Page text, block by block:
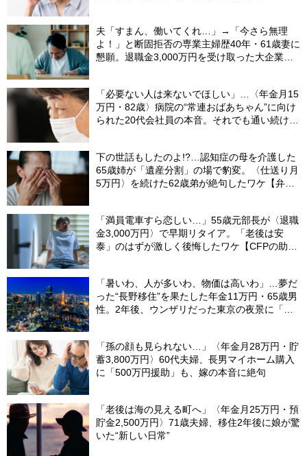
夫「すまん、働いてくれ…」→「今さら無理
よ！」と断固拒否の専業主婦歴40年・61歳妻に
懇願。退職金3,000万円を受け取った大企業元
「必要ない人は来ないでほしい」…〈年金月15
万円・82歳〉病院の“常連おばあちゃん”に向け
られた20代会社員の本音。それでも通い続ける
下の世話もしたのよ!?…認知症の母を介護した
65歳姉が「遺産分割」の場で豹変。〈仕送り月
5万円〉を続けた62歳弟が絶句したワケ【弁護
「満員電車すら恋しい…」55歳元部長が〈退職
金3,000万円〉で早期リタイア。「老後は安
泰」のはずが激しく後悔したワケ【CFPの助
「暑いわ、人が多いわ、物価は高いわ」…夢だ
った“長野移住”を果たした年金11万円・65歳男
性。2年後、ウンザリだった東京の夜景に「癒
「孫の顔も見られない…」〈年金月28万円・貯
蓄3,800万円〉60代夫婦、長男マイホーム購入
に「500万円援助」も、嫁の本音に絶句
「老後は海の見える町へ」〈年金月25万円・預
貯金2,500万円〉71歳夫婦、移住2年後に娘が驚
いた“新しい日常”